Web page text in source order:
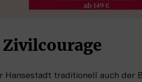
Hansestadt traditionell auch der